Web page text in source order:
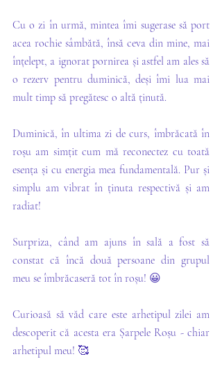
Cu o zi în urmă, mintea îmi sugerase să port
acea rochie sâmbătă, însă ceva din mine, mai
înțelept, a ignorat pornirea și astfel am ales să
o rezerv pentru duminică, deși îmi lua mai
mult timp să pregătesc o altă ținută.
Duminică, în ultima zi de curs, îmbrăcată în
roșu am simțit cum mă reconectez cu toată
esența și cu energia mea fundamentală. Pur și
simplu am vibrat în ținuta respectivă și am
radiat!
Surpriza, când am ajuns în sală a fost să
constat că încă două persoane din grupul
meu se îmbrăcaseră tot în roșu! 😀
Curioasă să văd care este arhetipul zilei am
descoperit că acesta era Șarpele Roșu - chiar
arhetipul meu! 🥰